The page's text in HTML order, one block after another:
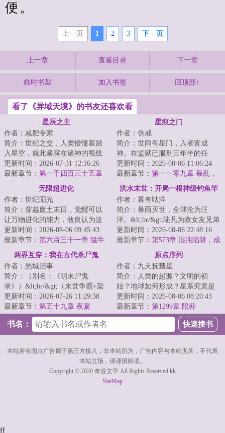
便。
上一页 1 2 3 下—页
上一章 查看目录 下一章
临时书架 加入书签 回顶部↑
看了《异域天境》的书友还喜欢看
星辰之主
作者：减肥专家
简介：世纪之交，人类懵懂着踏
入星空，就此暴露在诸神的视线
之下。少年罗南背负着祖父的罪
孽，走出实验室...
更新时间：2026-07-31 12:16:26
最新章节： 第一千四百三十五章
四连星（下）
星痕之门
作者：伪戒
简介：世间有星门，入者皆成
神。在监狱已服刑三年半的任
也，突然被一位神秘人接见。对
方说：“如果你愿意...
更新时间：2026-08-06 11:06:24
最新章节： 第一一零九章 暴乱，
灯下黑之计
无限超进化
作者：世纪阳光
简介：穿越废土末日，觉醒可以
让万物进化的能力，牧良认为这
很刑，日子越来越有判头了。一
棵草，被他进化...
更新时间：2026-08-06 09:45:43
最新章节： 第六百三十一章 猛牛
冲撞
洪水末世：开局一根神级钓鱼竿
作者：暮有咕洋
简介：暴雨灭世，全球沦为汪
洋。&lt;br/&gt;陆凡为救女友兄弟
豁出性命，却被一刀穿心，推下
船喂鲨鱼。&lt...
更新时间：2026-08-06 22:48:16
最新章节： 第573章 混沌陷阱，成
为猎物的众人
两界互穿：我在古代杀尸鬼
作者：愁城旧事
简介：（别名：《明末尸鬼
录》）&lt;br/&gt;（末世争霸+架
空历史+悬疑解惑+全网罕见的类
型）&lt;br/&gt;...
更新时间：2026-07-26 11:29:38
最新章节： 第五十九章 夜宴
原点序列
作者：九天抚彗星
简介：人类的起源？文明的初
始？地球如何形成？星系究竟是
什么？宇宙从何而来？当声音在
灵魂深处响起，当...
更新时间：2026-08-06 08:20:43
最新章节： 第1299章 陪葬
书名：
本站若有图片广告属于第三方接入，非本站所为，广告内容与本站无关，不代表
本站立场，请谨慎阅读。
Copyright © 2020 奇谷文学 All Rights Reserved.kk
SiteMap
ff